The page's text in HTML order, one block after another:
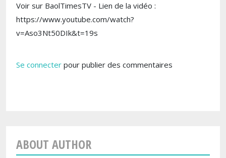
Voir sur BaolTimesTV - Lien de la vidéo :
https://www.youtube.com/watch?
v=Aso3Nt50DIk&t=19s
Se connecter pour publier des commentaires
ABOUT AUTHOR